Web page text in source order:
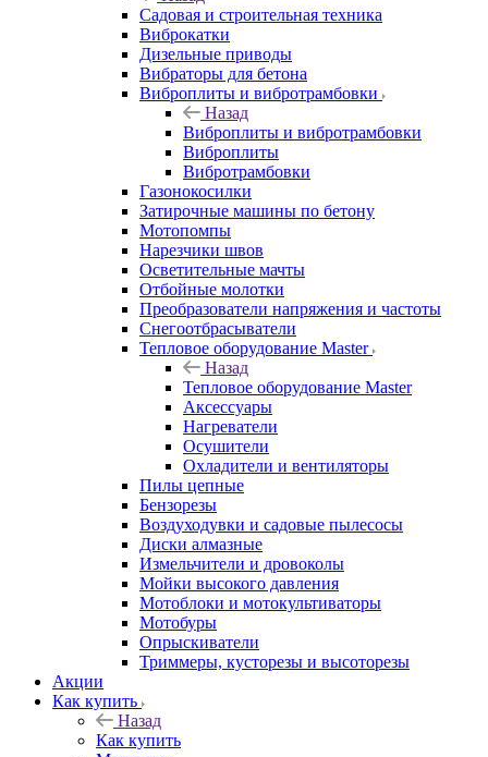
Садовая и строительная техника
Виброкатки
Дизельные приводы
Вибраторы для бетона
Виброплиты и вибротрамбовки
Назад
Виброплиты и вибротрамбовки
Виброплиты
Вибротрамбовки
Газонокосилки
Затирочные машины по бетону
Мотопомпы
Нарезчики швов
Осветительные мачты
Отбойные молотки
Преобразователи напряжения и частоты
Снегоотбрасыватели
Тепловое оборудование Master
Назад
Тепловое оборудование Master
Аксессуары
Нагреватели
Осушители
Охладители и вентиляторы
Пилы цепные
Бензорезы
Воздуходувки и садовые пылесосы
Диски алмазные
Измельчители и дровоколы
Мойки высокого давления
Мотоблоки и мотокультиваторы
Мотобуры
Опрыскиватели
Триммеры, кусторезы и высоторезы
Акции
Как купить
Назад
Как купить